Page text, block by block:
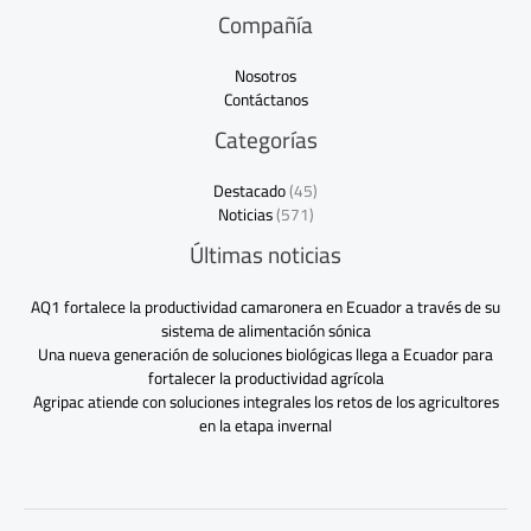
Compañía
Nosotros
Contáctanos
Categorías
Destacado(45)
Noticias(571)
Últimas noticias
AQ1 fortalece la productividad camaronera en Ecuador a través de su
sistema de alimentación sónica
Una nueva generación de soluciones biológicas llega a Ecuador para
fortalecer la productividad agrícola
Agripac atiende con soluciones integrales los retos de los agricultores
en la etapa invernal